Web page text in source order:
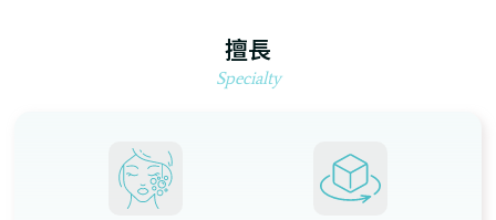
擅長
Specialty